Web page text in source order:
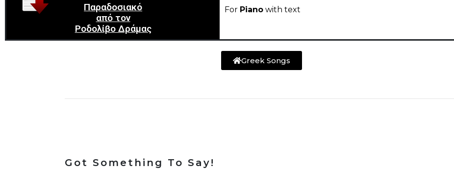
Παραδοσιακό
από τον
Ροδολίβο Δράμας
For Piano with text
Greek Songs
Got Something To Say!